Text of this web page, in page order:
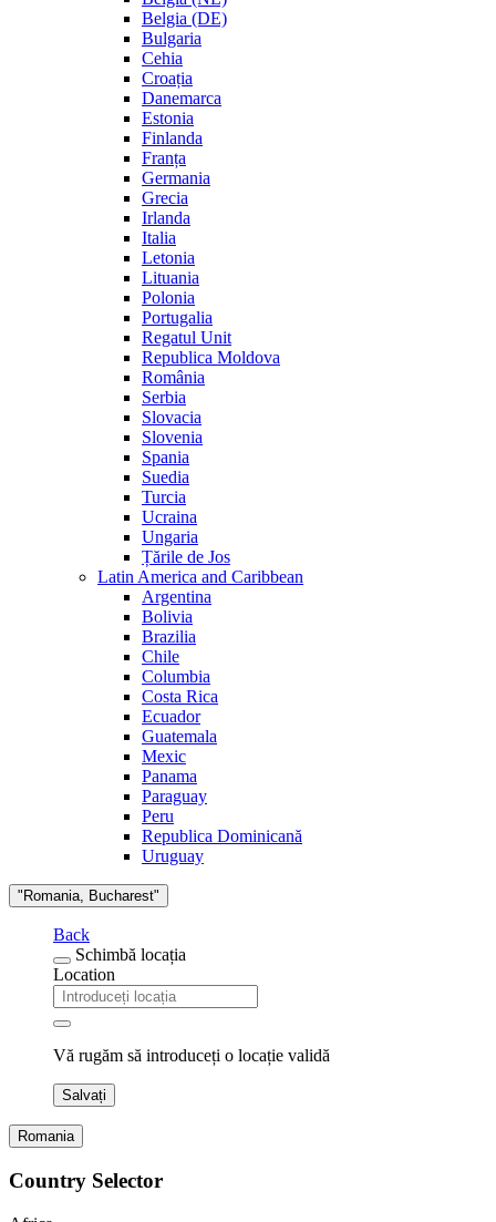
Belgia (DE)
Bulgaria
Cehia
Croația
Danemarca
Estonia
Finlanda
Franța
Germania
Grecia
Irlanda
Italia
Letonia
Lituania
Polonia
Portugalia
Regatul Unit
Republica Moldova
România
Serbia
Slovacia
Slovenia
Spania
Suedia
Turcia
Ucraina
Ungaria
Țările de Jos
Latin America and Caribbean
Argentina
Bolivia
Brazilia
Chile
Columbia
Costa Rica
Ecuador
Guatemala
Mexic
Panama
Paraguay
Peru
Republica Dominicană
Uruguay
"Romania, Bucharest"
Back
Schimbă locația
Location
Vă rugăm să introduceți o locație validă
Salvați
Romania
Country Selector